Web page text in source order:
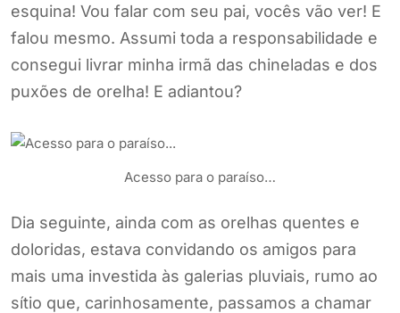
esquina! Vou falar com seu pai, vocês vão ver! E
falou mesmo. Assumi toda a responsabilidade e
consegui livrar minha irmã das chineladas e dos
puxões de orelha! E adiantou?
Acesso para o paraíso…
Dia seguinte, ainda com as orelhas quentes e
doloridas, estava convidando os amigos para
mais uma investida às galerias pluviais, rumo ao
sítio que, carinhosamente, passamos a chamar